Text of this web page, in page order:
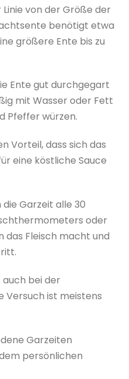
von der Größe der
benötigt etwa
größere Ente bis zu
Ente gut durchgegart
mit Wasser oder Fett
Pfeffer würzen.
Vorteil, dass sich das
eine köstliche Sauce
Garzeit alle 30
oder
das Fleisch macht und
bei der
Versuch ist meistens
Garzeiten
persönlichen